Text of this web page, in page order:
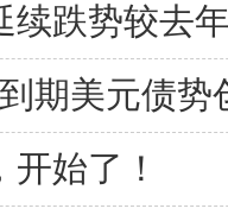
跌势较去
期美元债
始了！